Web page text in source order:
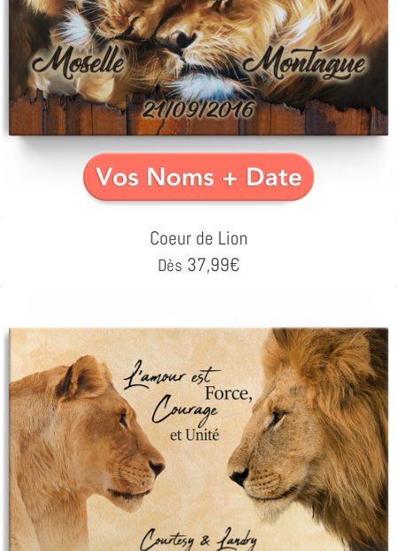
Coeur de Lion
Dès 37,99€